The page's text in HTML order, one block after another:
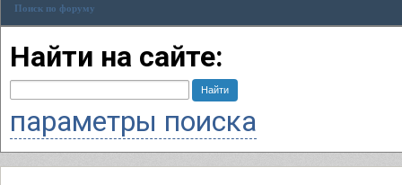
РАЗДЕЛ: Разное
Поиск по форуму
Найти на сайте:
параметры поиска